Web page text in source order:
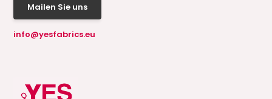
Mailen Sie uns
info@yesfabrics.eu